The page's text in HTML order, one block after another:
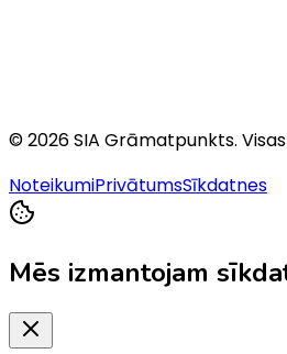
©2026SIA Grāmatpunkts.
NoteikumiPrivātumsSīkdatnes
Mēs izmantojam